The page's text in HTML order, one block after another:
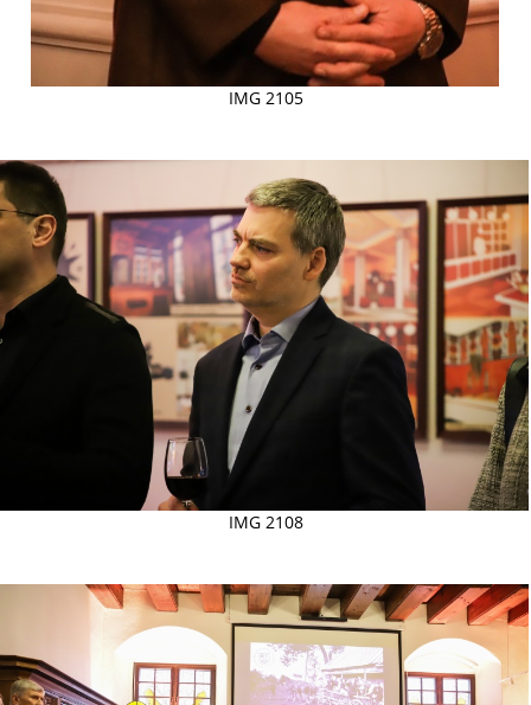
IMG 2105
IMG 2108